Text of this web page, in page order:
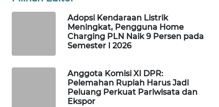
Adopsi Kendaraan Listrik
Meningkat, Pengguna Home
Charging PLN Naik 9 Persen pada
Semester I 2026
Anggota Komisi XI DPR:
Pelemahan Rupiah Harus Jadi
Peluang Perkuat Pariwisata dan
Ekspor
WAHANA